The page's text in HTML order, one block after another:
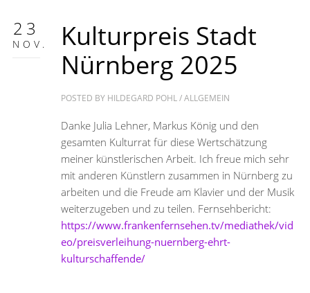
23
NOV.
Kulturpreis Stadt
Nürnberg 2025
POSTED BY HILDEGARD POHL/ALLGEMEIN
Danke Julia Lehner, Markus König und den
gesamten Kulturrat für diese Wertschätzung
meiner künstlerischen Arbeit. Ich freue mich sehr
mit anderen Künstlern zusammen in Nürnberg zu
arbeiten und die Freude am Klavier und der Musik
weiterzugeben und zu teilen. Fernsehbericht:
https://www.frankenfernsehen.tv/mediathek/vid
eo/preisverleihung-nuernberg-ehrt-
kulturschaffende/